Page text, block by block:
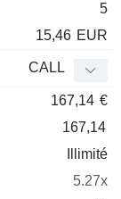
5
15,46 EUR
CALL
167,14 €
167,14
Illimité
5.27x